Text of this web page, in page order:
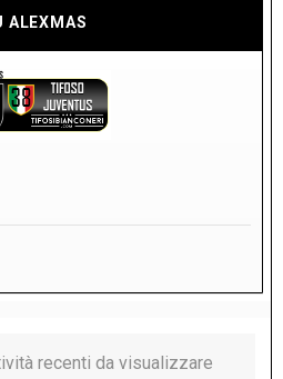
ALEXMAS
recenti da visualizzare